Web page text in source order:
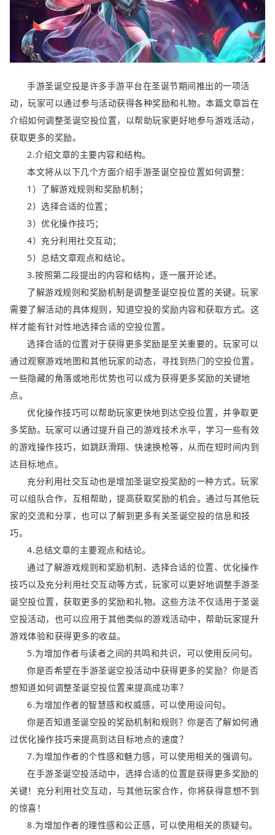
手游圣诞空投是许多手游平台在圣诞节期间推出的一项活
动，玩家可以通过参与活动获得各种奖励和礼物。本篇文章旨在
介绍如何调整圣诞空投位置，以帮助玩家更好地参与游戏活动，
获取更多的奖励。
2.介绍文章的主要内容和结构。
本文将从以下几个方面介绍手游圣诞空投位置如何调整：
1）了解游戏规则和奖励机制；
2）选择合适的位置；
3）优化操作技巧；
4）充分利用社交互动；
5）总结文章观点和结论。
3.按照第二段提出的内容和结构，逐一展开论述。
了解游戏规则和奖励机制是调整圣诞空投位置的关键。玩家
需要了解活动的具体规则，知道空投的奖励内容和获取方式。这
样才能有针对性地选择合适的空投位置。
选择合适的位置对于获得更多奖励是至关重要的。玩家可以
通过观察游戏地图和其他玩家的动态，寻找到热门的空投位置。
一些隐藏的角落或地形优势也可以成为获得更多奖励的关键地
点。
优化操作技巧可以帮助玩家更快地到达空投位置，并争取更
多奖励。玩家可以通过提升自己的游戏技术水平，学习一些有效
的游戏操作技巧，如跳跃滑翔、快速换枪等，从而在短时间内到
达目标地点。
充分利用社交互动也是增加圣诞空投奖励的一种方式。玩家
可以组队合作，互相帮助，提高获取奖励的机会。通过与其他玩
家的交流和分享，也可以了解到更多有关圣诞空投的信息和技
巧。
4.总结文章的主要观点和结论。
通过了解游戏规则和奖励机制、选择合适的位置、优化操作
技巧以及充分利用社交互动等方式，玩家可以更好地调整手游圣
诞空投位置，获取更多的奖励和礼物。这些方法不仅适用于圣诞
空投活动，也可以应用于其他类似的游戏活动中，帮助玩家提升
游戏体验和获得更多的收益。
5.为增加作者与读者之间的共鸣和共识，可以使用反问句。
你是否希望在手游圣诞空投活动中获得更多的奖励？你是否
想知道如何调整圣诞空投位置来提高成功率？
6.为增加作者的智慧感和权威感，可以使用设问句。
你是否知道圣诞空投的奖励机制和规则？你是否了解如何通
过优化操作技巧来提高到达目标地点的速度？
7.为增加作者的个性感和魅力感，可以使用相关的强调句。
在手游圣诞空投活动中，选择合适的位置是获得更多奖励的
关键！充分利用社交互动，与其他玩家合作，你将获得意想不到
的惊喜！
8.为增加作者的理性感和公正感，可以使用相关的质疑句。